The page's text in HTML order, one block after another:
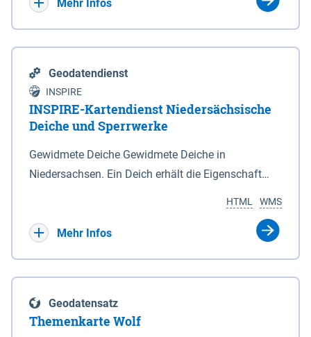
Mehr Infos
Geodatendienst
INSPIRE
INSPIRE-Kartendienst Niedersächsische
Deiche und Sperrwerke
Gewidmete Deiche Gewidmete Deiche in
Niedersachsen. Ein Deich erhält die Eigenschaft
Deichbehörde durch Verordnung ausspricht. Für
enthalten. Sperrwerke Sperrwerke sind Bauwerke
mit Sperrvorrichtungen in Tidegewässern, die dem
WMS
HTML
Mehr Infos
Geodatensatz
Themenkarte Wolf